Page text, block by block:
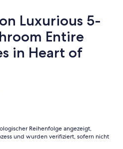
Luxurious 5-
Entire
in Heart of
Reihenfolge angezeigt,
und wurden verifiziert, sofern nicht